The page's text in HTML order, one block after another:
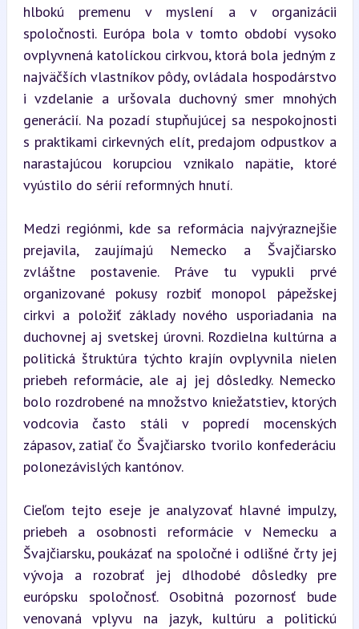
hlbokú premenu v myslení a v organizácii
spoločnosti. Európa bola v tomto období vysoko
ovplyvnená katolíckou cirkvou, ktorá bola jedným z
najväčších vlastníkov pôdy, ovládala hospodárstvo
i vzdelanie a uršovala duchovný smer mnohých
generácií. Na pozadí stupňujúcej sa nespokojnosti
s praktikami cirkevných elít, predajom odpustkov a
narastajúcou korupciou vznikalo napätie, ktoré
vyústilo do sérií reformných hnutí.
Medzi regiónmi, kde sa reformácia najvýraznejšie
prejavila, zaujímajú Nemecko a Švajčiarsko
zvláštne postavenie. Práve tu vypukli prvé
organizované pokusy rozbiť monopol pápežskej
cirkvi a položiť základy nového usporiadania na
duchovnej aj svetskej úrovni. Rozdielna kultúrna a
politická štruktúra týchto krajín ovplyvnila nielen
priebeh reformácie, ale aj jej dôsledky. Nemecko
bolo rozdrobené na množstvo kniežatstiev, ktorých
vodcovia často stáli v popredí mocenských
zápasov, zatiaľ čo Švajčiarsko tvorilo konfederáciu
polonezávislých kantónov.
Cieľom tejto eseje je analyzovať hlavné impulzy,
priebeh a osobnosti reformácie v Nemecku a
Švajčiarsku, poukázať na spoločné i odlišné črty jej
vývoja a rozobrať jej dlhodobé dôsledky pre
európsku spoločnosť. Osobitná pozornosť bude
venovaná vplyvu na jazyk, kultúru a politickú